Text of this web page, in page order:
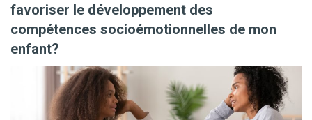
favoriser le développement des
compétences socioémotionnelles de mon
enfant?